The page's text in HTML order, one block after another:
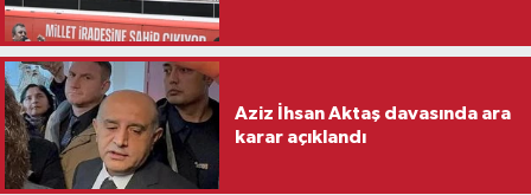
Aziz İhsan Aktaş davasında ara
karar açıklandı